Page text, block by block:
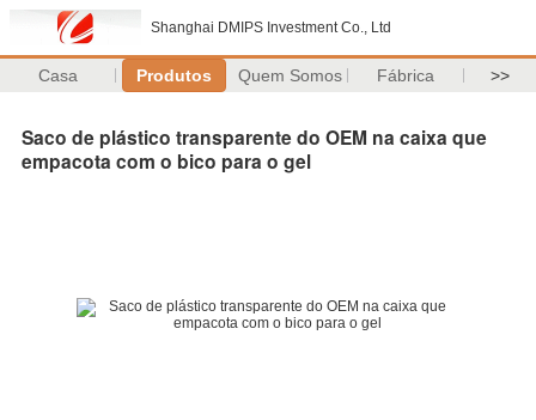
Shanghai DMIPS Investment Co., Ltd
Casa Produtos Quem Somos Fábrica >>
Saco de plástico transparente do OEM na caixa que
empacota com o bico para o gel